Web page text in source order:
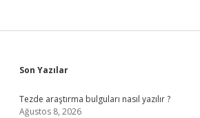
Sidebar
Son Yazılar
Tezde araştırma bulguları nasıl yazılır ?
Ağustos 8, 2026